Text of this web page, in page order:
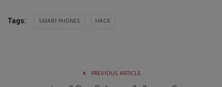
રાશિફળ
Tags: SMART PHONES HACK
PREVIOUS ARTICLE